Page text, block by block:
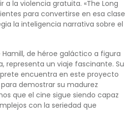
a la violencia gratuita. «The Long
para convertirse en esa clase
la inteligencia narrativa sobre el
de héroe galáctico a figura
representa un viaje fascinante. Su
encuentra en este proyecto
demostrar su madurez
que el cine sigue siendo capaz
con la seriedad que